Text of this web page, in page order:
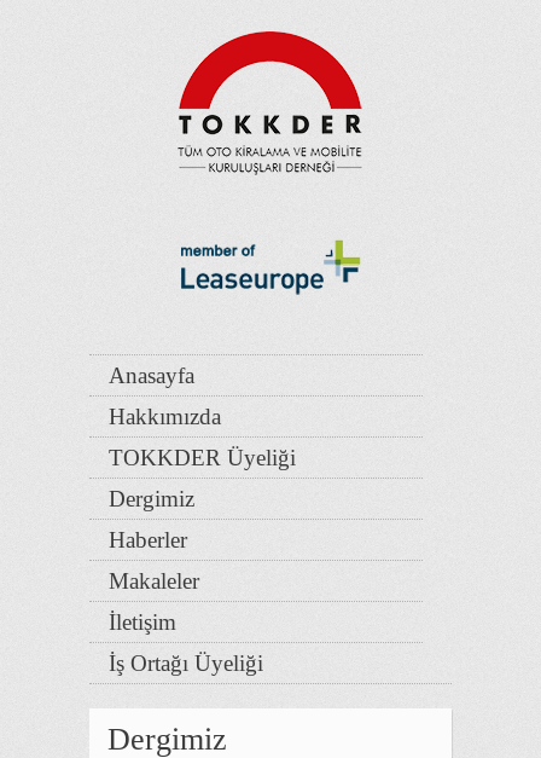
Anasayfa
Hakkımızda
TOKKDER Üyeliği
Dergimiz
Haberler
Makaleler
İletişim
İş Ortağı Üyeliği
Dergimiz